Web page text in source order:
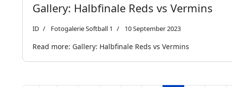
Gallery: Halbfinale Reds vs Vermins
ID Fotogalerie Softball 1 10 September 2023
Read more: Gallery: Halbfinale Reds vs Vermins